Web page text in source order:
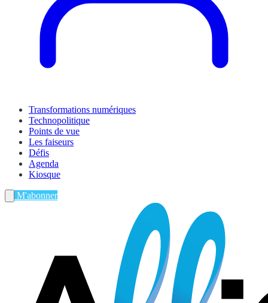
Transformations numériques
Technopolitique
Points de vue
Les faiseurs
Défis
Agenda
Kiosque
M'abonner